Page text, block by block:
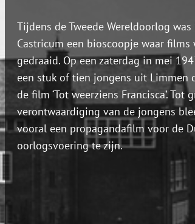
Tijdens de Tweede Wereldoorlog was
Castricum een bioscoopje waar films
gedraaid. Op een zaterdag in mei
een stuk of tien jongens uit Limmen
de film ‘Tot weerziens Francisca’. Tot
verontwaardiging van de jongens
vooral een propagandafilm voor de
oorlogsvoering te zijn.